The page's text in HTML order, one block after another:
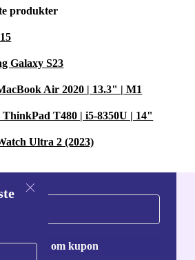
produkter
Galaxy S23
Air 2020 | 13.3" | M1
ThinkPad T480 | i5-8350U | 14"
Ultra 2 (2023)
Anmod om kupon